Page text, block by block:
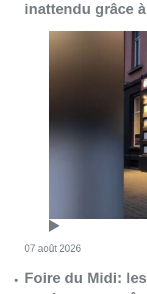
Consulter
Foire du Midi:
rendez-vous